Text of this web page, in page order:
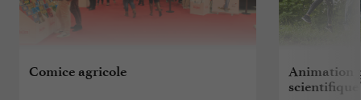
Comice agricole
Animation